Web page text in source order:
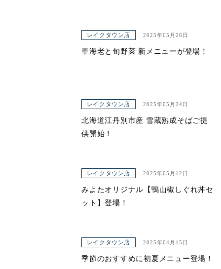
レイクタウン店 2025年05月26日
車海老と旬野菜 新メニューが登場！
レイクタウン店 2025年05月24日
北海道江丹別市産 雪蔵熟成そばご提
供開始！
レイクタウン店 2025年05月12日
みよたオリジナル【鴨山椒しぐれ丼セ
ット】登場！
レイクタウン店 2025年04月15日
季節のおすすめに初夏メニュー登場！